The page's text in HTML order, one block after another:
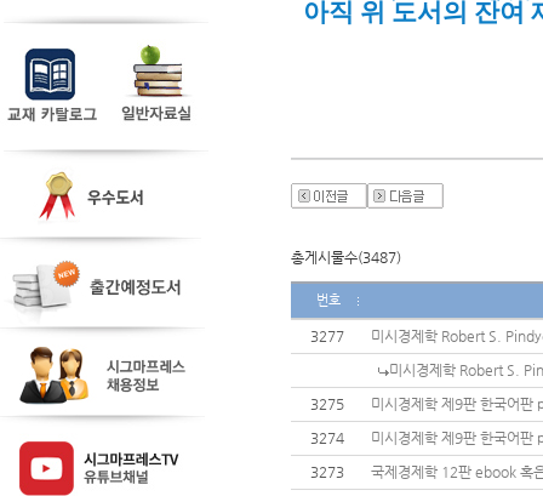
아직 위 도서의 잔여
총게시물수(3487)
번호
3277
미시경제학 Robert S.
미시경제학 Robert S.
3275
미시경제학 제9판 한국어판
3274
미시경제학 제9판 한국어판
3273
국제경제학 12판 ebook 혹